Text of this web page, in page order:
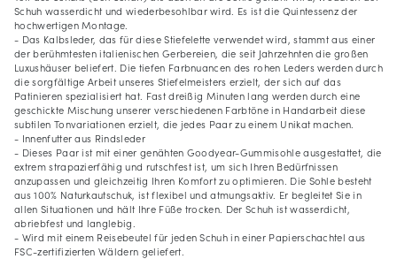
Schuh wasserdicht und wiederbesohlbar wird. Es ist die Quintessenz der
hochwertigen Montage.
- Das Kalbsleder, das für diese Stiefelette verwendet wird, stammt aus einer
der berühmtesten italienischen Gerbereien, die seit Jahrzehnten die großen
Luxushäuser beliefert. Die tiefen Farbnuancen des rohen Leders werden durch
die sorgfältige Arbeit unseres Stiefelmeisters erzielt, der sich auf das
Patinieren spezialisiert hat. Fast dreißig Minuten lang werden durch eine
geschickte Mischung unserer verschiedenen Farbtöne in Handarbeit diese
subtilen Tonvariationen erzielt, die jedes Paar zu einem Unikat machen.
- Innenfutter aus Rindsleder
- Dieses Paar ist mit einer genähten Goodyear-Gummisohle ausgestattet, die
extrem strapazierfähig und rutschfest ist, um sich Ihren Bedürfnissen
anzupassen und gleichzeitig Ihren Komfort zu optimieren. Die Sohle besteht
aus 100% Naturkautschuk, ist flexibel und atmungsaktiv. Er begleitet Sie in
allen Situationen und hält Ihre Füße trocken. Der Schuh ist wasserdicht,
abriebfest und langlebig.
- Wird mit einem Reisebeutel für jeden Schuh in einer Papierschachtel aus
FSC-zertifizierten Wäldern geliefert.